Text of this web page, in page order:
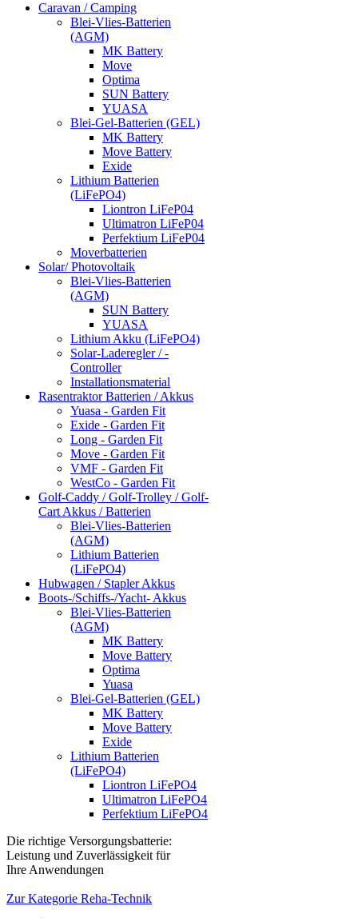
Caravan / Camping
Blei-Vlies-Batterien
(AGM)
MK Battery
Move
Optima
SUN Battery
YUASA
Blei-Gel-Batterien (GEL)
MK Battery
Move Battery
Exide
Lithium Batterien
(LiFePO4)
Liontron LiFeP04
Ultimatron LiFeP04
Perfektium LiFeP04
Moverbatterien
Solar/ Photovoltaik
Blei-Vlies-Batterien
(AGM)
SUN Battery
YUASA
Lithium Akku (LiFePO4)
Solar-Laderegler / -
Controller
Installationsmaterial
Rasentraktor Batterien / Akkus
Yuasa - Garden Fit
Exide - Garden Fit
Long - Garden Fit
Move - Garden Fit
VMF - Garden Fit
WestCo - Garden Fit
Golf-Caddy / Golf-Trolley / Golf-
Cart Akkus / Batterien
Blei-Vlies-Batterien
(AGM)
Lithium Batterien
(LiFePO4)
Hubwagen / Stapler Akkus
Boots-/Schiffs-/Yacht- Akkus
Blei-Vlies-Batterien
(AGM)
MK Battery
Move Battery
Optima
Yuasa
Blei-Gel-Batterien (GEL)
MK Battery
Move Battery
Exide
Lithium Batterien
(LiFePO4)
Liontron LiFePO4
Ultimatron LiFePO4
Perfektium LiFePO4
Die richtige Versorgungsbatterie:
Leistung und Zuverlässigkeit für
Ihre Anwendungen
Zur Kategorie Reha-Technik